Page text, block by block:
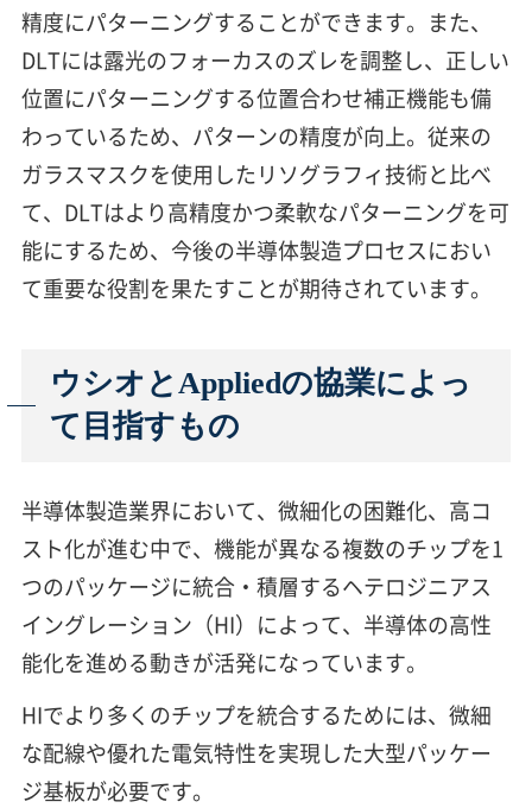
精度にパターニングすることができます。また、
DLTには露光のフォーカスのズレを調整し、正しい
位置にパターニングする位置合わせ補正機能も備
わっているため、パターンの精度が向上。従来の
ガラスマスクを使用したリソグラフィ技術と比べ
て、DLTはより高精度かつ柔軟なパターニングを可
能にするため、今後の半導体製造プロセスにおい
て重要な役割を果たすことが期待されています。
ウシオとAppliedの協業によっ
て目指すもの
半導体製造業界において、微細化の困難化、高コ
スト化が進む中で、機能が異なる複数のチップを1
つのパッケージに統合・積層するヘテロジニアス
イングレーション（HI）によって、半導体の高性
能化を進める動きが活発になっています。
HIでより多くのチップを統合するためには、微細
な配線や優れた電気特性を実現した大型パッケー
ジ基板が必要です。